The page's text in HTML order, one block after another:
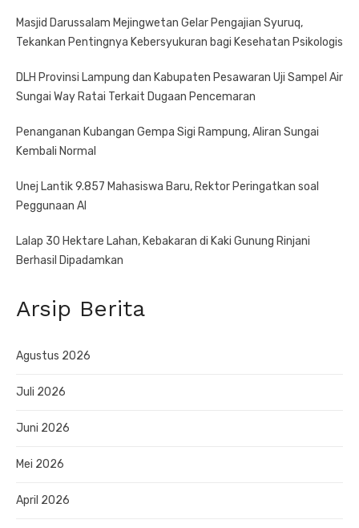
Masjid Darussalam Mejingwetan Gelar Pengajian Syuruq,
Tekankan Pentingnya Kebersyukuran bagi Kesehatan Psikologis
DLH Provinsi Lampung dan Kabupaten Pesawaran Uji Sampel Air
Sungai Way Ratai Terkait Dugaan Pencemaran
Penanganan Kubangan Gempa Sigi Rampung, Aliran Sungai
Kembali Normal
Unej Lantik 9.857 Mahasiswa Baru, Rektor Peringatkan soal
Peggunaan AI
Lalap 30 Hektare Lahan, Kebakaran di Kaki Gunung Rinjani
Berhasil Dipadamkan
Arsip Berita
Agustus 2026
Juli 2026
Juni 2026
Mei 2026
April 2026